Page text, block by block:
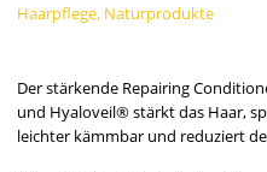
Haarpflege, Naturprodukte
Der stärkende Repairing
und Hyaloveil® stärkt das Haar,
leichter kämmbar und reduziert